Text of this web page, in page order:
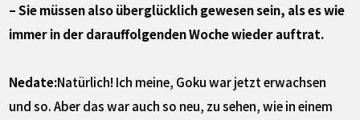
– Sie müssen also überglücklich gewesen sein, als es wie
immer in der darauffolgenden Woche wieder auftrat.
Nedate:Natürlich! Ich meine, Goku war jetzt erwachsen
und so. Aber das war auch so neu, zu sehen, wie in einem